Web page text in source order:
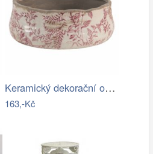
Keramický dekorační obal na květináč s…
163,-Kč